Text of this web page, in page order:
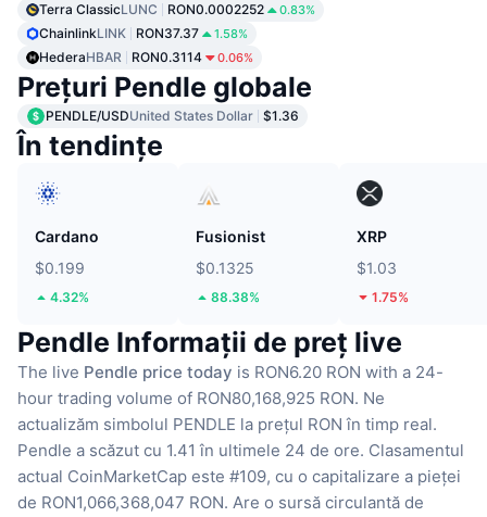
Terra ClassicLUNC RON0.0002252 0.83%
ChainlinkLINK RON37.37 1.58%
HederaHBAR RON0.3114 0.06%
Prețuri Pendle globale
PENDLE/USDUnited States Dollar $1.36
În tendințe
Cardano
$0.199
4.32%
Fusionist
$0.1325
88.38%
XRP
$1.03
1.75%
Pendle Informații de preț live
The live Pendle price today is RON6.20 RON with a 24-
hour trading volume of RON80,168,925 RON. Ne
actualizăm simbolul PENDLE la prețul RON în timp real.
Pendle a scăzut cu 1.41 în ultimele 24 de ore. Clasamentul
actual CoinMarketCap este #109, cu o capitalizare a pieței
de RON1,066,368,047 RON. Are o sursă circulantă de